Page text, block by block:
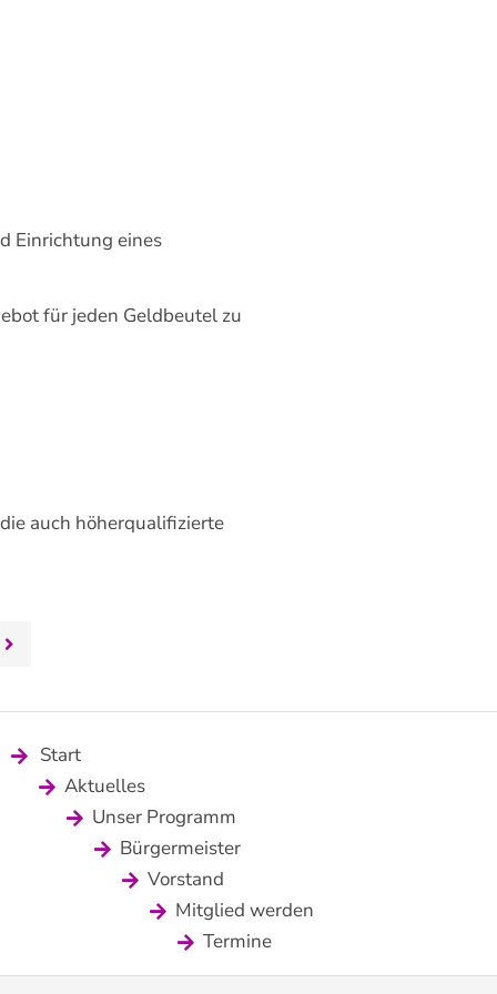
Einrichtung eines
für jeden Geldbeutel zu
auch höherqualifizierte
Start
Aktuelles
Unser Programm
Bürgermeister
Vorstand
Mitglied werden
Termine